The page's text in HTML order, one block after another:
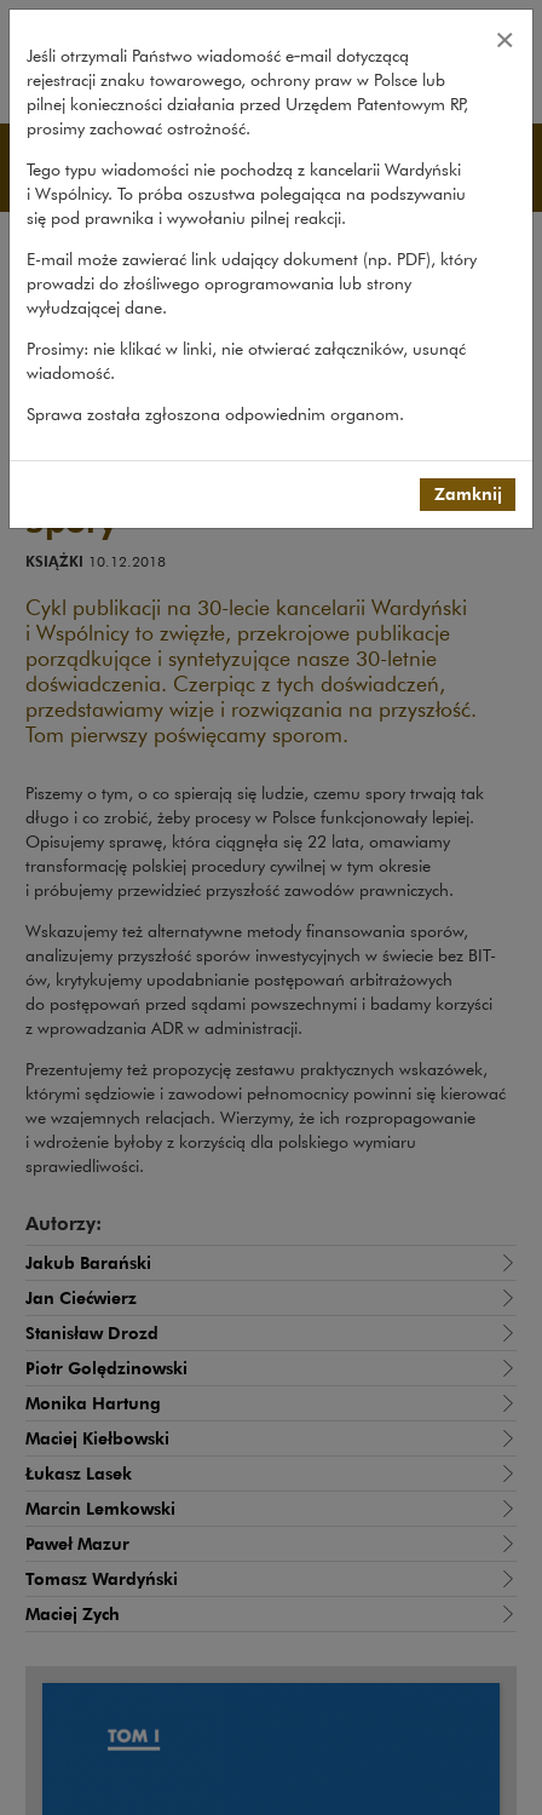
Spory – Wardyński i Wspólnicy
Publikacje
Opracowania
Książki
Spory
KSIĄŻKI 10.12.2018
Cykl publikacji na 30-lecie kancelarii Wardyński
i Wspólnicy to zwięzłe, przekrojowe publikacje
porządkujące i syntetyzujące nasze 30-letnie
doświadczenia. Czerpiąc z tych doświadczeń,
przedstawiamy wizje i rozwiązania na przyszłość.
Tom pierwszy poświęcamy sporom.
Piszemy o tym, o co spierają się ludzie, czemu spory trwają tak
długo i co zrobić, żeby procesy w Polsce funkcjonowały lepiej.
Opisujemy sprawę, która ciągnęła się 22 lata, omawiamy
transformację polskiej procedury cywilnej w tym okresie
i próbujemy przewidzieć przyszłość zawodów prawniczych.
Wskazujemy też alternatywne metody finansowania sporów,
analizujemy przyszłość sporów inwestycyjnych w świecie bez BIT-
ów, krytykujemy upodabnianie postępowań arbitrażowych
do postępowań przed sądami powszechnymi i badamy korzyści
z wprowadzania ADR w administracji.
Prezentujemy też propozycję zestawu praktycznych wskazówek,
którymi sędziowie i zawodowi pełnomocnicy powinni się kierować
we wzajemnych relacjach. Wierzymy, że ich rozpropagowanie
i wdrożenie byłoby z korzyścią dla polskiego wymiaru
sprawiedliwości.
Autorzy:
Jakub Barański
Jan Ciećwierz
Stanisław Drozd
Piotr Golędzinowski
Monika Hartung
Maciej Kiełbowski
Łukasz Lasek
Marcin Lemkowski
Paweł Mazur
Tomasz Wardyński
Maciej Zych
Jeśli otrzymali Państwo wiadomość e‑mail dotyczącą
rejestracji znaku towarowego, ochrony praw w Polsce lub
pilnej konieczności działania przed Urzędem Patentowym RP,
prosimy zachować ostrożność.
Tego typu wiadomości nie pochodzą z kancelarii Wardyński
i Wspólnicy. To próba oszustwa polegająca na podszywaniu
się pod prawnika i wywołaniu pilnej reakcji.
E-mail może zawierać link udający dokument (np. PDF), który
prowadzi do złośliwego oprogramowania lub strony
wyłudzającej dane.
Prosimy: nie klikać w linki, nie otwierać załączników, usunąć
wiadomość.
Sprawa została zgłoszona odpowiednim organom.
×
Zamknij